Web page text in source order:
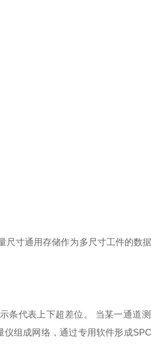
尺寸通用存储作为多尺寸工件的数
条代表上下超差位。 当某一通道
组成网络，通过专用软件形成